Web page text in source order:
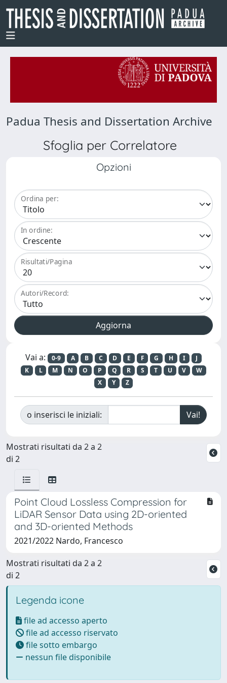
Padua Thesis and Dissertation Archive
Sfoglia per Correlatore
Opzioni
Ordina per:
In ordine:
Risultati/Pagina
Autori/Record:
Vai a: 0-9 A B C D E F G H I
J
K
L M N O P Q R S T U V
W
X
Y Z
o inserisci le iniziali:
Mostrati risultati da 2 a 2
di 2
Point Cloud Lossless Compression for
LiDAR Sensor Data using 2D-oriented
and 3D-oriented Methods
2021/2022 Nardo, Francesco
Mostrati risultati da 2 a 2
di 2
Legenda icone
file ad accesso aperto
file ad accesso riservato
file sotto embargo
nessun file disponibile